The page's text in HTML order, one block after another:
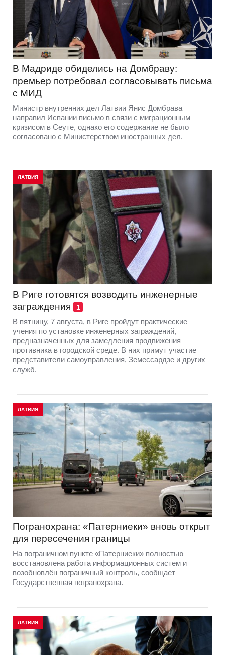
В Мадриде обиделись на Домбраву:
премьер потребовал согласовывать письма
с МИД
Министр внутренних дел Латвии Янис Домбрава
направил Испании письмо в связи с миграционным
кризисом в Сеуте, однако его содержание не было
согласовано с Министерством иностранных дел.
ЛАТВИЯ
В Риге готовятся возводить инженерные
заграждения
1
В пятницу, 7 августа, в Риге пройдут практические
учения по установке инженерных заграждений,
предназначенных для замедления продвижения
противника в городской среде. В них примут участие
представители самоуправления, Земессардзе и других
служб.
ЛАТВИЯ
Погранохрана: «Патерниеки» вновь открыт
для пересечения границы
На пограничном пункте «Патерниеки» полностью
восстановлена работа информационных систем и
возобновлён пограничный контроль, сообщает
Государственная погранохрана.
ЛАТВИЯ